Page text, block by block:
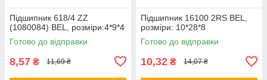
Підшипник 618/4 ZZ
(1080084) BEL, розміри:4*9*4
Готово до відправки
8,57 ₴ 11,69 ₴
Підшипник 16100 2RS BEL,
розміри: 10*28*8
Готово до відправки
10,32 ₴ 14,07 ₴